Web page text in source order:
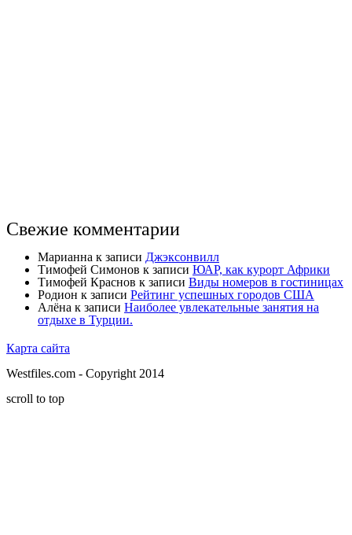
Свежие комментарии
Марианна к записи Джэксонвилл
Тимофей Симонов к записи ЮАР, как курорт Африки
Тимофей Краснов к записи Виды номеров в гостиницах
Родион к записи Рейтинг успешных городов США
Алёна к записи Наиболее увлекательные занятия на
отдыхе в Турции.
Карта сайта
Westfiles.com - Copyright 2014
scroll to top